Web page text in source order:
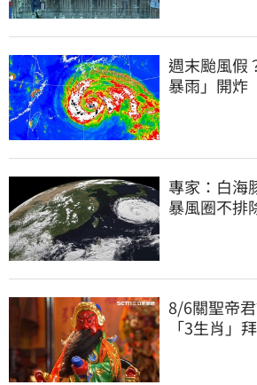
週末颱風假
暴雨」開
專家：白海
暴風圈不排
8/6關聖帝
「3生肖」